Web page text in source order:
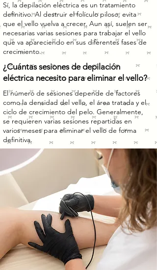
Sí, la depilación eléctrica es un tratamiento
definitivo. Al destruir el folículo piloso, evita
que el vello vuelva a crecer. Aun así, suelen ser
necesarias varias sesiones para trabajar el vello
que va apareciendo en sus diferentes fases de
crecimiento.
¿Cuántas sesiones de depilación
eléctrica necesito para eliminar el vello?
El número de sesiones depende de factores
como la densidad del vello, el área tratada y el
ciclo de crecimiento del pelo. Generalmente,
se requieren varias sesiones repartidas en
varios meses para eliminar el vello de forma
definitiva.